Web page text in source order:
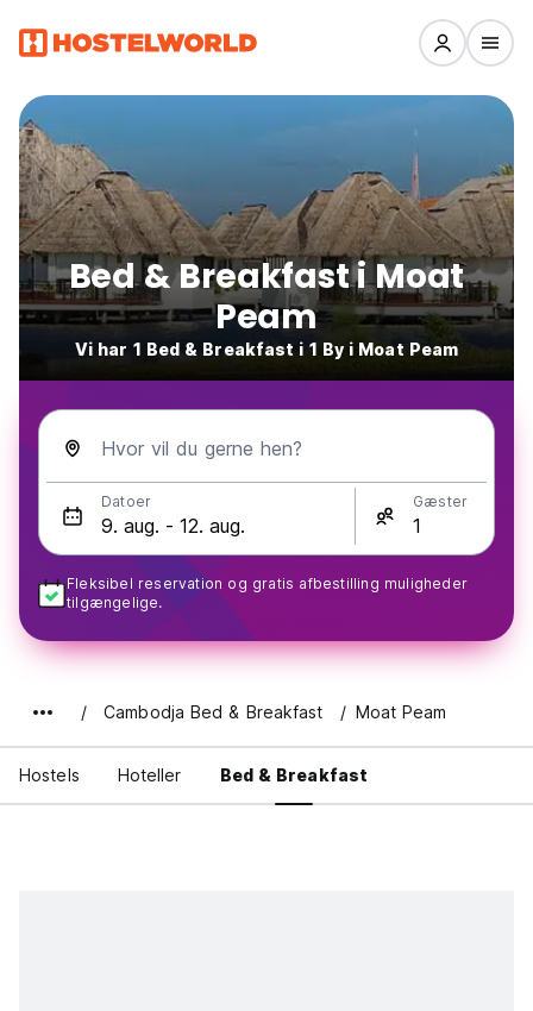
Bed & Breakfast i Moat
Peam
Vi har 1 Bed & Breakfast i 1 By i Moat Peam
Hvor vil du gerne hen?
Datoer Gæster
Fleksibel reservation og gratis afbestilling muligheder
tilgængelige.
Cambodja Bed & Breakfast Moat Peam
Hostels Hoteller Bed & Breakfast